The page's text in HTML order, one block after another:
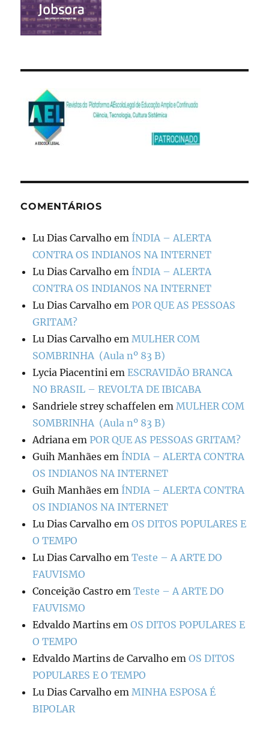
COMENTÁRIOS
Lu Dias Carvalho em ÍNDIA – ALERTA
CONTRA OS INDIANOS NA INTERNET
Lu Dias Carvalho em ÍNDIA – ALERTA
CONTRA OS INDIANOS NA INTERNET
Lu Dias Carvalho em POR QUE AS PESSOAS
GRITAM?
Lu Dias Carvalho em MULHER COM
SOMBRINHA (Aula nº 83 B)
Lycia Piacentini emESCRAVIDÃO BRANCA
NO BRASIL – REVOLTA DE IBICABA
Sandriele strey schaffelen em MULHER COM
SOMBRINHA (Aula nº 83 B)
Adriana em POR QUE AS PESSOAS GRITAM?
Guih Manhães em ÍNDIA – ALERTA CONTRA
OS INDIANOS NA INTERNET
Guih Manhães em ÍNDIA – ALERTA CONTRA
OS INDIANOS NA INTERNET
Lu Dias Carvalho emOS DITOS POPULARES E
O TEMPO
Lu Dias Carvalho emTeste – A ARTE DO
FAUVISMO
Conceição Castro emTeste – A ARTE DO
FAUVISMO
Edvaldo Martins emOS DITOS POPULARES E
O TEMPO
Edvaldo Martins de Carvalho emOS DITOS
POPULARES E O TEMPO
Lu Dias Carvalho em MINHA ESPOSA É
BIPOLAR